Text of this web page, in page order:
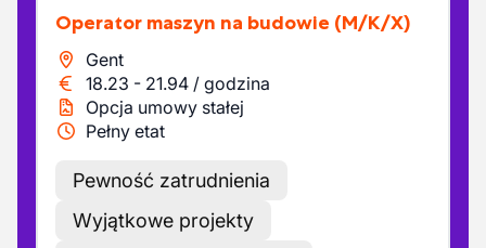
Operator maszyn na budowie (M/K/X)
Gent
18.23 - 21.94 / godzina
Opcja umowy stałej
Pełny etat
Pewność zatrudnienia
Wyjątkowe projekty